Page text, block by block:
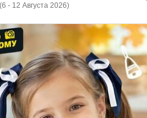
(6 - 12 Августа 2026)